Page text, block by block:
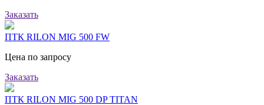
Заказать
ПТК RILON MIG 500 FW
Цена по запросу
Заказать
ПТК RILON MIG 500 DP TITAN